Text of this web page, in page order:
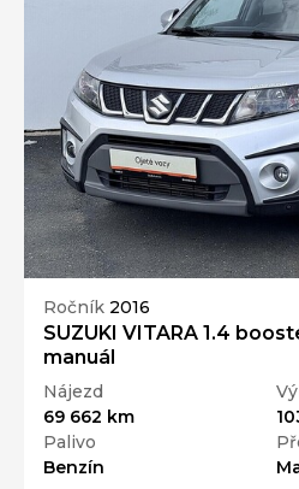
Ročník 2016
SUZUKI VITARA 1.4
manuál
Nájezd
69 662 km
Palivo
Benzín